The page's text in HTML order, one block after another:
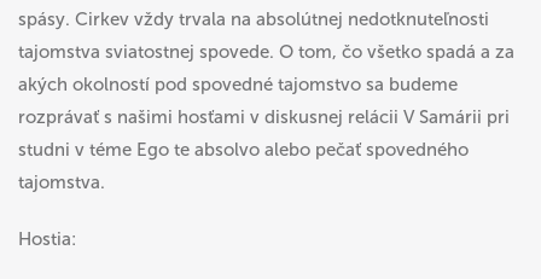
spásy. Cirkev vždy trvala na absolútnej nedotknuteľnosti
tajomstva sviatostnej spovede. O tom, čo všetko spadá a za
akých okolností pod spovedné tajomstvo sa budeme
rozprávať s našimi hosťami v diskusnej relácii V Samárii pri
studni v téme Ego te absolvo alebo pečať spovedného
tajomstva.
Hostia: